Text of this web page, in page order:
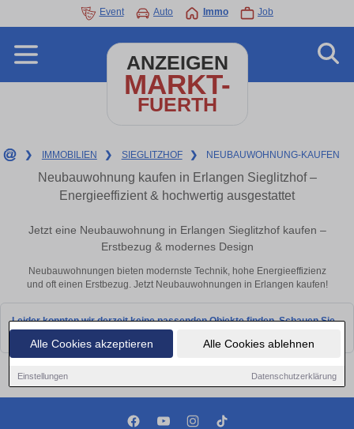
Alle Cookies akzeptieren Alle Cookies ablehnen
Einstellungen Datenschutzerklärung
Event Auto Immo Job
ANZEIGEN
MARKT-
FUERTH
❯ IMMOBILIEN ❯ SIEGLITZHOF ❯ NEUBAUWOHNUNG-KAUFEN
Neubauwohnung kaufen in Erlangen Sieglitzhof –
Energieeffizient & hochwertig ausgestattet
Jetzt eine Neubauwohnung in Erlangen Sieglitzhof kaufen –
Erstbezug & modernes Design
Neubauwohnungen bieten modernste Technik, hohe Energieeffizienz
und oft einen Erstbezug. Jetzt Neubauwohnungen in Erlangen kaufen!
Leider konnten wir derzeit keine passenden Objekte finden. Schauen Sie